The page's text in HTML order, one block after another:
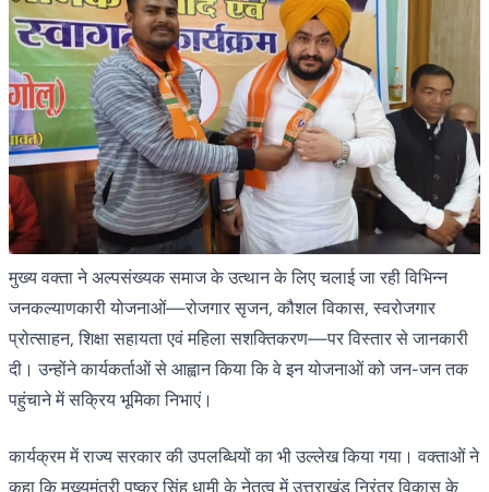
मुख्य वक्ता ने अल्पसंख्यक समाज के उत्थान के लिए चलाई जा रही विभिन्न
जनकल्याणकारी योजनाओं—रोजगार सृजन, कौशल विकास, स्वरोजगार
प्रोत्साहन, शिक्षा सहायता एवं महिला सशक्तिकरण—पर विस्तार से जानकारी
दी। उन्होंने कार्यकर्ताओं से आह्वान किया कि वे इन योजनाओं को जन-जन तक
पहुंचाने में सक्रिय भूमिका निभाएं।
कार्यक्रम में राज्य सरकार की उपलब्धियों का भी उल्लेख किया गया। वक्ताओं ने
कहा कि मुख्यमंत्री पुष्कर सिंह धामी के नेतृत्व में उत्तराखंड निरंतर विकास के